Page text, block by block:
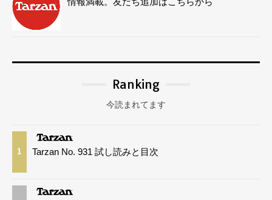
Ranking
今読まれてます
1 Tarzan No. 931 試し読みと目次